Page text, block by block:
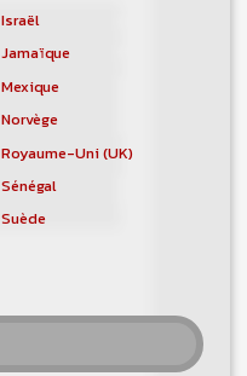
Israël
Jamaïque
Mexique
Norvège
Royaume-Uni (UK)
Sénégal
Suède